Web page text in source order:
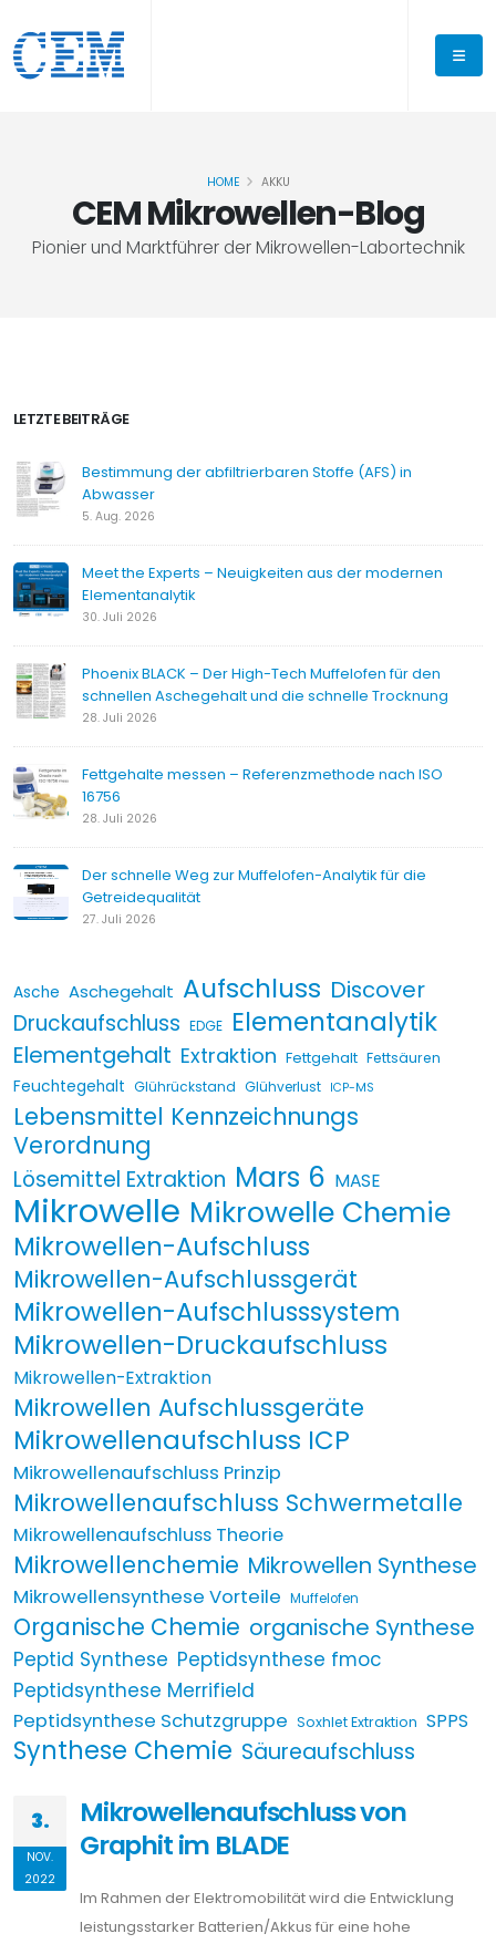
CEM Mikrowellen-Blog
Pionier und Marktführer der Mikrowellen-Labortechnik
HOME AKKU
LETZTE BEITRÄGE
Bestimmung der abfiltrierbaren Stoffe (AFS) in
Abwasser
5. Aug. 2026
Meet the Experts – Neuigkeiten aus der modernen
Elementanalytik
30. Juli 2026
Phoenix BLACK – Der High-Tech Muffelofen für den
schnellen Aschegehalt und die schnelle Trocknung
28. Juli 2026
Fettgehalte messen – Referenzmethode nach ISO
16756
28. Juli 2026
Der schnelle Weg zur Muffelofen-Analytik für die
Getreidequalität
27. Juli 2026
Asche Aschegehalt Aufschluss Discover
Druckaufschluss EDGE Elementanalytik
Elementgehalt Extraktion Fettgehalt Fettsäuren
Feuchtegehalt Glührückstand Glühverlust ICP-MS
Lebensmittel Kennzeichnungs
Verordnung
Lösemittel Extraktion Mars 6 MASE
Mikrowelle Mikrowelle Chemie
Mikrowellen-Aufschluss
Mikrowellen-Aufschlussgerät
Mikrowellen-Aufschlusssystem
Mikrowellen-Druckaufschluss
Mikrowellen-Extraktion
Mikrowellen Aufschlussgeräte
Mikrowellenaufschluss ICP
Mikrowellenaufschluss Prinzip
Mikrowellenaufschluss Schwermetalle
Mikrowellenaufschluss Theorie
Mikrowellenchemie Mikrowellen Synthese
Mikrowellensynthese Vorteile Muffelofen
Organische Chemie organische Synthese
Peptid Synthese Peptidsynthese fmoc
Peptidsynthese Merrifield
Peptidsynthese Schutzgruppe Soxhlet Extraktion SPPS
Synthese Chemie Säureaufschluss
3.
NOV.
2022
Mikrowellenaufschluss von
Graphit im BLADE
Im Rahmen der Elektromobilität wird die Entwicklung
leistungsstarker Batterien/Akkus für eine hohe